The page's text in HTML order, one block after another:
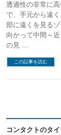
透過性の非常に
で、手元から遠
部に遠くを見る
向かって中間～
の見 …
この記事を読む
コンタクトのタ